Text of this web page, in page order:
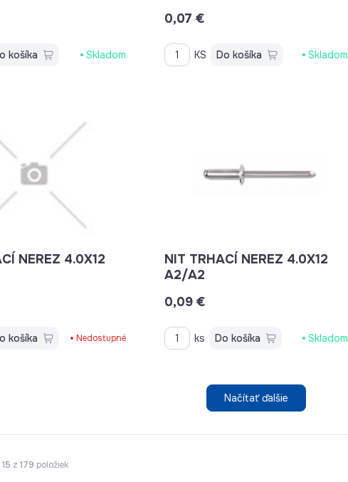
košíka Skladom
0,07 €
KS Do košíka Skladom
NEREZ 4.0X12
košíka Nedostupné
NIT TRHACÍ NEREZ 4.0X12
A2/A2
0,09 €
ks Do košíka Skladom
Načítať ďalšie
15 z 179 položiek